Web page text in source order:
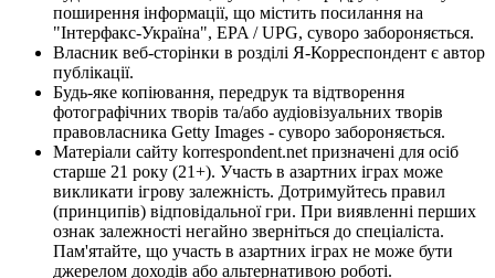
поширення інформації, що містить посилання на
"Інтерфакс-Україна", EPA / UPG, суворо забороняється.
Власник веб-сторінки в розділі Я-Корреспондент є автор
публікації.
Будь-яке копіювання, передрук та відтворення
фотографічних творів та/або аудіовізуальних творів
правовласника Getty Images - суворо забороняється.
Матеріали сайту korrespondent.net призначені для осіб
старше 21 року (21+). Участь в азартних іграх може
викликати ігрову залежність. Дотримуйтесь правил
(принципів) відповідальної гри. При виявленні перших
ознак залежності негайно зверніться до спеціаліста.
Пам'ятайте, що участь в азартних іграх не може бути
джерелом доходів або альтернативою роботі.